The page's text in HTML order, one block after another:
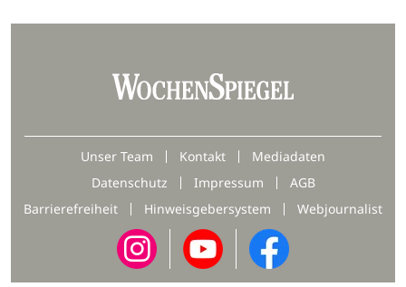
Unser Team Kontakt
Mediadaten
Datenschutz
Impressum
AGB
Barrierefreiheit
Hinweisgebersystem Webjournalist